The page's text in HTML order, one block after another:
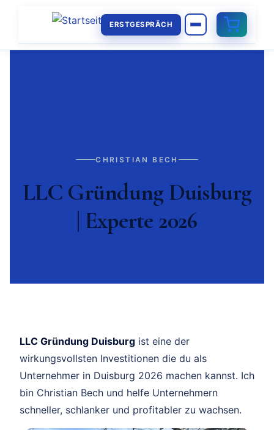
ERSTGESPRÄCH
CHRISTIAN BECH
LLC Gründung Duisburg
| Experte 2026
LLC Gründung Duisburg ist eine der
wirkungsvollsten Investitionen die du als
Unternehmer in Duisburg 2026 machen kannst. Ich
bin Christian Bech und helfe Unternehmern
schneller, schlanker und profitabler zu wachsen.